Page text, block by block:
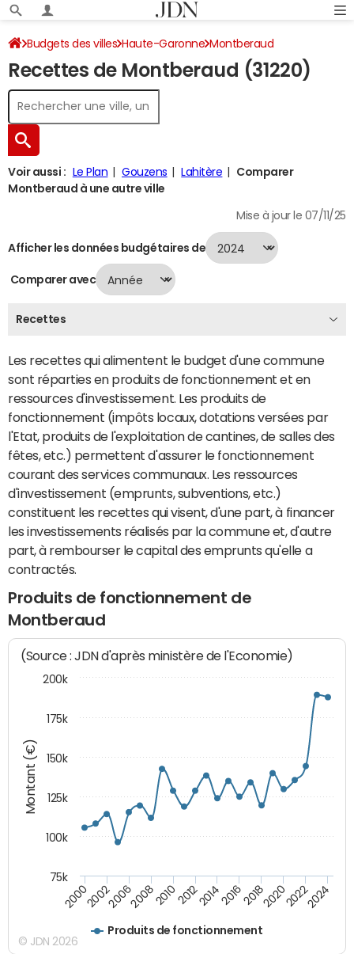
Budgets des villes Haute-Garonne Montberaud
Recettes 2024
Recettes de Montberaud (31220)
Voir aussi : Le Plan Gouzens Lahitère
Comparer
Montberaud à une autre ville
Mise à jour le 07/11/25
Afficher les données budgétaires de
Comparer avec
Recettes
Les recettes qui alimentent le budget d'une commune
sont réparties en produits de fonctionnement et en
ressources d'investissement. Les produits de
fonctionnement (impôts locaux, dotations versées par
l'Etat, produits de l'exploitation de cantines, de salles des
fêtes, etc.) permettent d'assurer le fonctionnement
courant des services communaux. Les ressources
d'investissement (emprunts, subventions, etc.)
constituent les recettes qui visent, d'une part, à financer
les investissements réalisés par la commune et, d'autre
part, à rembourser le capital des emprunts qu'elle a
contractés.
Produits de fonctionnement de
Montberaud
Montant (€)
(Source : JDN d'après ministère de l'Economie)
Produits de fonctionnement
200020022006200820102012201420162018202020222024
75k
100k
125k
150k
175k
200k
© JDN 2026